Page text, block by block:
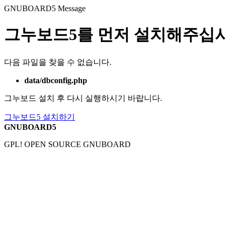
GNUBOARD5 Message
그누보드5를 먼저 설치해주십
다음 파일을 찾을 수 없습니다.
data/dbconfig.php
그누보드 설치 후 다시 실행하시기 바랍니다.
그누보드5 설치하기
GNUBOARD5
GPL! OPEN SOURCE GNUBOARD